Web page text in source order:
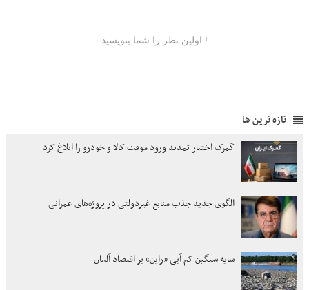
تازه ترین ها
گمرک اختیار تمدید ورود موقت کالا و خودرو را ابلاغ کرد
الگوی جدید جذب منابع غیردولتی در پروژه‌های عمرانی
سایه سنگین کم آبی «راین» بر اقتصاد آلمان